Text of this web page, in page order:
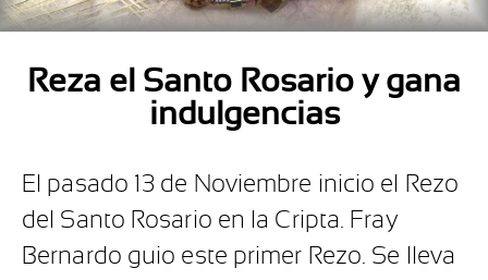
Reza el Santo Rosario y gana
indulgencias
El pasado 13 de Noviembre inicio el Rezo
del Santo Rosario en la Cripta. Fray
Bernardo guio este primer Rezo. Se lleva